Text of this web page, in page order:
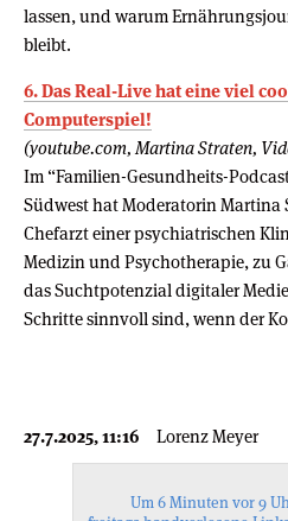
lassen, und warum
bleibt.
6. Das Real-Live hat eine viel
Computerspiel!
(youtube.com, Martina Straten,
Im “Familien-Gesundheits-
Südwest hat Moderatorin Martina
Chefarzt einer psychiatrischen
Medizin und Psychotherapie, zu
das Suchtpotenzial digitaler
Schritte sinnvoll sind, wenn der
27.7.2025, 11:16 Lorenz Meyer
Um 6 Minuten vor 9